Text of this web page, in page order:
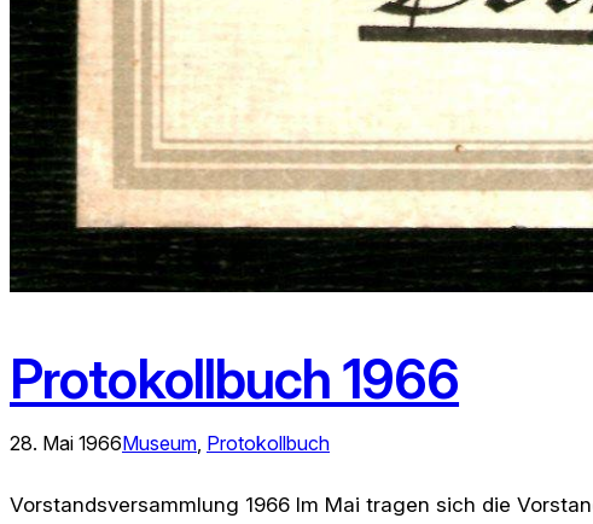
Protokollbuch 1966
28. Mai 1966Museum, Protokollbuch
Vorstandsversammlung 1966 Im Mai tragen sich die